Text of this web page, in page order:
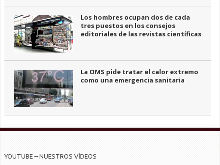
Los hombres ocupan dos de cada
tres puestos en los consejos
editoriales de las revistas científicas
La OMS pide tratar el calor extremo
como una emergencia sanitaria
YOUTUBE – NUESTROS VÍDEOS